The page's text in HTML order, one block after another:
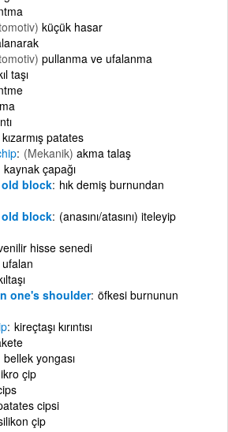
küçük hasar
pullanma ve ufalanma
taşı
kızarmış patates
(Mekanik) akma talaş
kaynak çapağı
block hık demiş burnundan
block (anasını/atasını) iteleyip
hisse senedi
ufalan
one's shoulder öfkesi burnunun
kireçtaşı kırıntısı
bellek yongası
çip
cipsi
çip